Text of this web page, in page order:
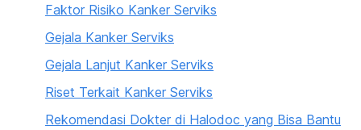
Faktor Risiko Kanker Serviks
Gejala Kanker Serviks
Gejala Lanjut Kanker Serviks
Riset Terkait Kanker Serviks
Rekomendasi Dokter di Halodoc yang Bisa Bantu